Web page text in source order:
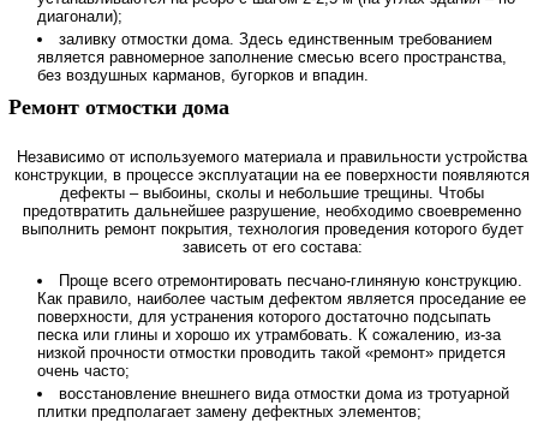
диагонали);
заливку отмостки дома. Здесь единственным требованием
является равномерное заполнение смесью всего пространства,
без воздушных карманов, бугорков и впадин.
Ремонт отмостки дома
Независимо от используемого материала и правильности устройства
конструкции, в процессе эксплуатации на ее поверхности появляются
дефекты – выбоины, сколы и небольшие трещины. Чтобы
предотвратить дальнейшее разрушение, необходимо своевременно
выполнить ремонт покрытия, технология проведения которого будет
зависеть от его состава:
Проще всего отремонтировать песчано-глиняную конструкцию.
Как правило, наиболее частым дефектом является проседание ее
поверхности, для устранения которого достаточно подсыпать
песка или глины и хорошо их утрамбовать. К сожалению, из-за
низкой прочности отмостки проводить такой «ремонт» придется
очень часто;
восстановление внешнего вида отмостки дома из тротуарной
плитки предполагает замену дефектных элементов;